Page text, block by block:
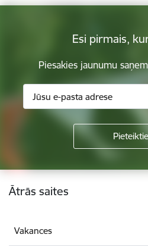
Esi pirmais,
Piesakies jaunumu
Kājene
Ātrās saites
Vakances